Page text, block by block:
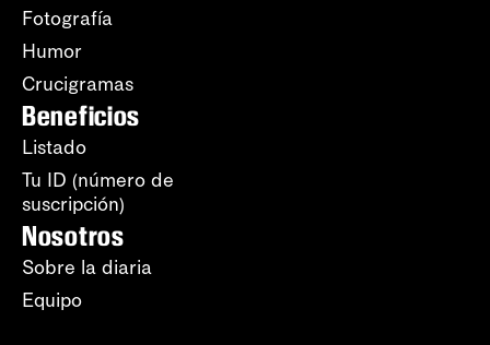
Fotografía
Humor
Crucigramas
Beneficios
Listado
Tu ID (número de
suscripción)
Nosotros
Sobre la diaria
Equipo